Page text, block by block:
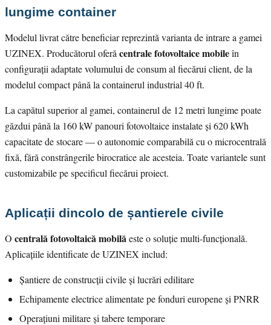
lungime container
Modelul livrat către beneficiar reprezintă varianta de intrare a gamei
UZINEX. Producătorul oferăcentrale fotovoltaice mobileîn
configurații adaptate volumului de consum al fiecărui client, de la
modelul compact până la containerul industrial 40 ft.
La capătul superior al gamei, containerul de 12 metri lungime poate
găzdui până la 160 kW panouri fotovoltaice instalate și 620 kWh
capacitate de stocare — o autonomie comparabilă cu o microcentrală
fixă, fără constrângerile birocratice ale acesteia. Toate variantele sunt
customizabile pe specificul fiecărui proiect.
Aplicații dincolo de șantierele civile
O centrală fotovoltaică mobilăeste o soluție multi-funcțională.
Aplicațiile identificate de UZINEX includ:
Șantiere de construcții civile și lucrări edilitare
Echipamente electrice alimentate pe fonduri europene și PNRR
Operațiuni militare și tabere temporare